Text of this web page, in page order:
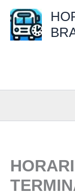
para